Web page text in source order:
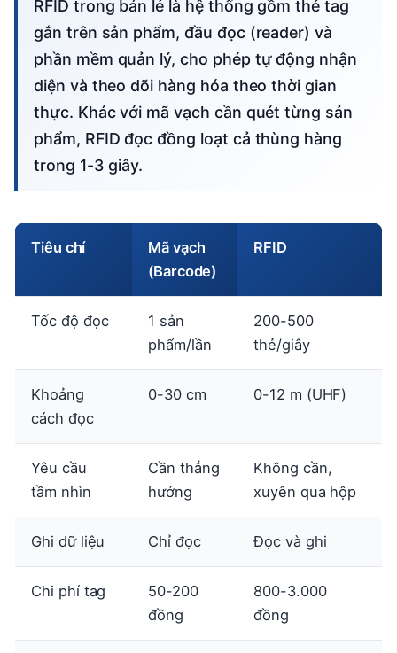
RFID trong bán lẻ là hệ thống gồm thẻ tag
gắn trên sản phẩm, đầu đọc (reader) và
phần mềm quản lý, cho phép tự động nhận
diện và theo dõi hàng hóa theo thời gian
thực. Khác với mã vạch cần quét từng sản
phẩm, RFID đọc đồng loạt cả thùng hàng
trong 1-3 giây.
Tiêu chí
Mã vạch
(Barcode)
RFID
Tốc độ đọc
1 sản
phẩm/lần
200-500
thẻ/giây
Khoảng
cách đọc
0-30 cm 0-12 m (UHF)
Yêu cầu
tầm nhìn
Cần thẳng
hướng
Không cần,
xuyên qua hộp
Ghi dữ liệu Chỉ đọc Đọc và ghi
Chi phí tag
50-200
đồng
800-3.000
đồng